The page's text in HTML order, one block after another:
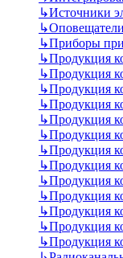
↳Источники
↳Оповещатели
↳Приборы
↳Продукция
↳Продукция
↳Продукция
↳Продукция
↳Продукция
↳Продукция
↳Продукция
↳Продукция
↳Продукция
↳Продукция
↳Продукция
↳Продукция
↳Продукция